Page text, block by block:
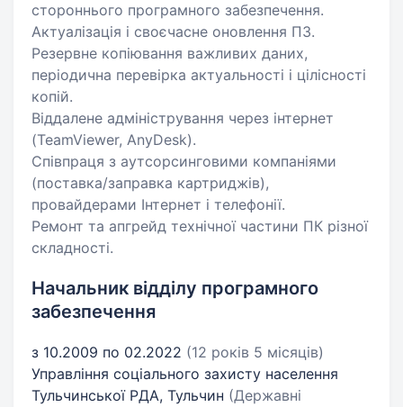
стороннього програмного забезпечення.
Актуалізація і своєчасне оновлення ПЗ.
Резервне копіювання важливих даних,
періодична перевірка актуальності і цілісності
копій.
Віддалене адміністрування через інтернет
(TeamViewer, AnyDesk).
Співпраця з аутсорсинговими компаніями
(поставка/заправка картриджів),
провайдерами Інтернет і телефонії.
Ремонт та апгрейд технічної частини ПК різної
складності.
Начальник відділу програмного
забезпечення
з 10.2009 по 02.2022 (12 років 5 місяців)
Управління соціального захисту населення
Тульчинської РДА, Тульчин (Державні